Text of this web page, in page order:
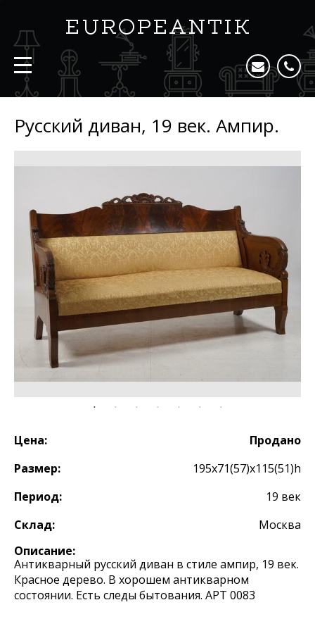
Русский диван, 19 век. Ампир.
Цена:
Продано
Размер:
195х71(57)х115(51)h
Период:
19 век
Склад:
Москва
Описание:
Антикварный русский диван в стиле ампир, 19 век.
Красное дерево. В хорошем антикварном
состоянии. Есть следы бытования. АРТ 0083